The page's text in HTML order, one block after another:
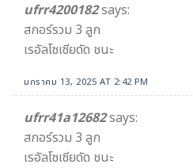
ufrr4200182says:
สกอร์รวม 3 ลูก
เรอัลโซเซียดัด ชนะ
มกราคม 13, 2025 AT 2:42 PM
ufrr41a12682says:
สกอร์รวม 3 ลูก
เรอัลโซเซียดัด ชนะ